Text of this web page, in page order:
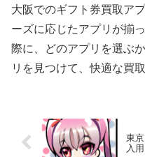
大阪でのギフト券買取ア
ーズに応じたアプリが揃
際に、どのアプリを選ぶ
リを見つけて、快適な買
東
入